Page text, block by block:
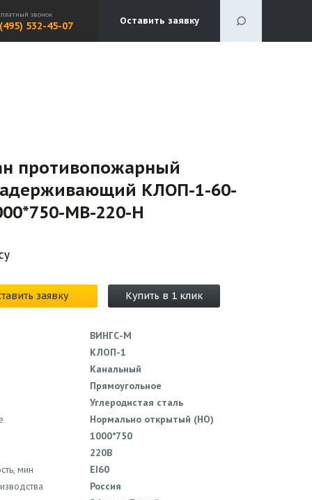
звонок
532-45-07 Оставить заявку
противопожарный
КЛОП-1-60-
МВ-220-H
заявку Купить в 1 клик
ВИНГС-М
КЛОП-1
Канальный
Прямоугольное
Углеродистая сталь
Нормально открытый (НО)
1000*750
220В
мин
EI60
Россия